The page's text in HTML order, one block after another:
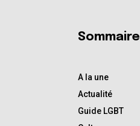
Sommaire
A la une
Actualité
Guide LGBT